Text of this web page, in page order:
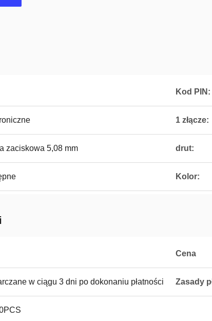
Kod PIN:
1 złącze:
zaciskowa 5,08 mm drut:
Kolor:
Cena
w ciągu 3 dni po dokonaniu płatności Zasady